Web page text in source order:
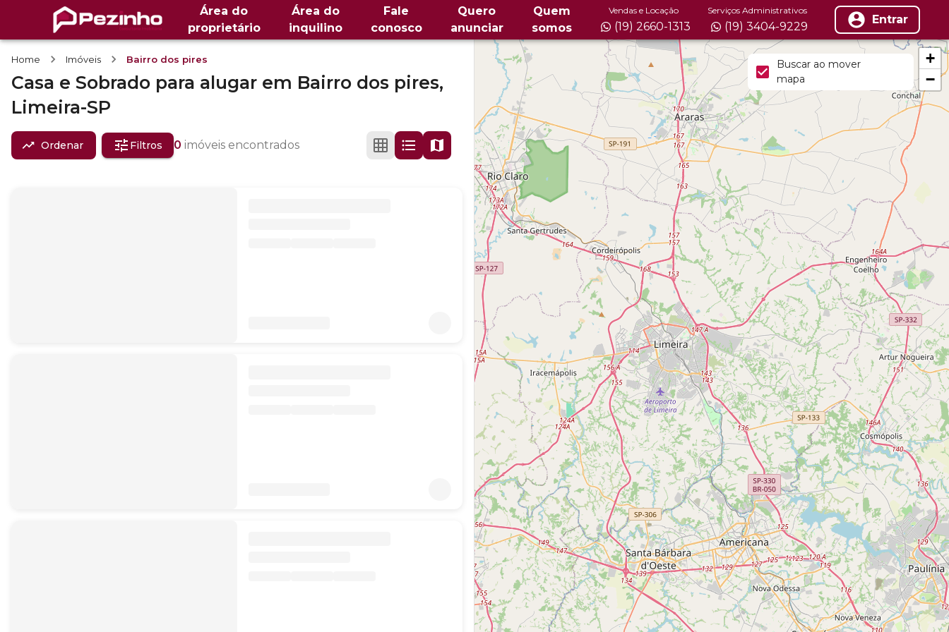
Área do
proprietário
Área do
inquilino
Fale
conosco
Quero
anunciar
Quem
somos
Vendas e Locação
(19) 2660-1313
Serviços Administrativos
(19) 3404-9229 Entrar
Home Imóveis Bairro dos pires
Casa e Sobrado para alugar em Bairro dos pires,
Limeira-SP
Ordenar Filtros 0 imóveis encontrados
+
−
Buscar ao mover
mapa